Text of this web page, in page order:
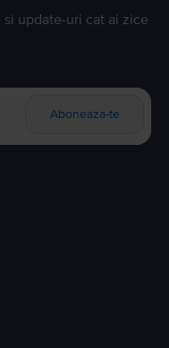
update-uri cat ai zice
Aboneaza-te